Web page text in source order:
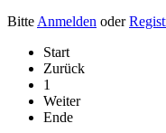
Bitte Anmelden oder
Start
Zurück
1
Weiter
Ende